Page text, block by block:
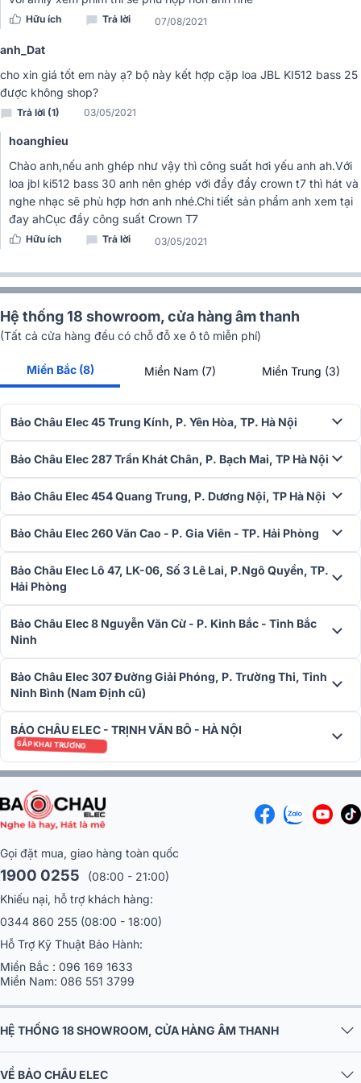
động với hiệu năng cao, tiếng ồn thấp, các tính năng bảo vệ đáng
tin cậy và chất lượng âm thanh vượt trội nhất.
Được tích hợp nhiều công nghệ hiện đại
Để mang đến cho người dùng những trải nghiệm âm nhạc tốt nhất,
nghệ hiện đại. Công nghệ DSP cho xử lý âm thanh, định tuyến đầu
vào và định tuyến đầu ra.
Cùng với hệ thống cân bằng, bộ lọc, trễ, giới hạn, PEQ linh hoạt cho
phép thiết lập hệ thống nhanh chóng, dễ dàng qua màn hình LCD.
Đặc biệt tính năng xử lý động băng thông minh D-CONTOUR mang
đến sự rõ ràng nhất quán, âm thanh đầu ra cho cả cấu hình front-
of-house hoặc monitor.
Mang đến sự tiện lợi cho người dùng khi cài đặt
Với thiết kế có hai chế độ Thiết lập cơ bản, nâng cao vô cùng dễ
dàng sử dụng. Ở chế độ cơ bản cho phép người dùng không có
kinh nghiệm dễ dàng sử dụng hệ thống. Chế độ nâng cao cung cấp
cho người dùng có kinh nghiệm kiểm soát chính xác âm thanh,
chuyên nghiệp.
Các thiết lập, lập trình cài đặt sẵn được lưu vào ổ USB để chia sẻ với
các bộ khuếch đại PX khác. Mặt khác, thuật sĩ cấu hình cho phép
Khám phá mặt sau chúng ta sẽ thấy hệ thống các cổng đầu vào
Hữu ích Trả lời 07/08/2021
anh_Dat
cho xin giá tốt em này ạ? bộ này kết hợp cặp loa JBL KI512 bass 25
được không shop?
Trả lời (1) 03/05/2021
hoanghieu
Chào anh,nếu anh ghép như vậy thì công suất hơi yếu anh ah.Với
loa jbl ki512 bass 30 anh nên ghép với đẩy đẩy crown t7 thì hát và
nghe nhạc sẽ phù hợp hơn anh nhé.Chi tiết sản phẩm anh xem tại
đay ahCục đẩy công suất Crown T7
Hữu ích Trả lời 03/05/2021
Hệ thống 18 showroom, cửa hàng âm thanh
(Tất cả cửa hàng đều có chỗ đỗ xe ô tô miễn phí)
Miền Bắc (8) Miền Nam (7) Miền Trung (3)
Bảo Châu Elec 45 Trung Kính, P. Yên Hòa, TP. Hà Nội
Bảo Châu Elec 287 Trần Khát Chân, P. Bạch Mai, TP Hà Nội
Bảo Châu Elec 454 Quang Trung, P. Dương Nội, TP Hà Nội
Bảo Châu Elec 260 Văn Cao - P. Gia Viên - TP. Hải Phòng
Bảo Châu Elec Lô 47, LK-06, Số 3 Lê Lai, P.Ngô Quyền, TP.
Hải Phòng
Bảo Châu Elec 8 Nguyễn Văn Cừ - P. Kinh Bắc - Tỉnh Bắc
Ninh
Bảo Châu Elec 307 Đường Giải Phóng, P. Trường Thi, Tỉnh
Ninh Bình (Nam Định cũ)
BẢO CHÂU ELEC - TRỊNH VĂN BÔ - HÀ NỘI
SẮP KHAI TRƯƠNG
Gọi đặt mua, giao hàng toàn quốc
1900 0255
(08:00 - 21:00)
Khiếu nại, hỗ trợ khách hàng:
0344 860 255 (08:00 - 18:00)
Hỗ Trợ Kỹ Thuật Bảo Hành:
Miền Bắc : 096 169 1633
Miền Nam: 086 551 3799
HỆ THỐNG 18 SHOWROOM, CỬA HÀNG ÂM THANH
VỀ BẢO CHÂU ELEC